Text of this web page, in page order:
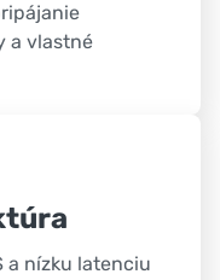
a vlastné
a nízku latenciu